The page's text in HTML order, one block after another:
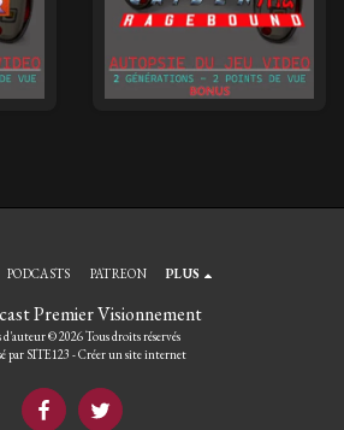
Premier Visionnement
© 2026 Tous droits réservés
par SITE123 -Créer un site internet
PODCASTS PATREON PLUS